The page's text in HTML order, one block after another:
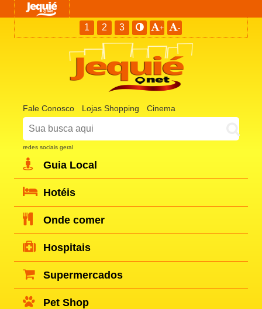
1 2 3 + -
Fale Conosco Lojas Shopping Cinema
redes sociais geral
Guia Local
Hotéis
Onde comer
Hospitais
Supermercados
Pet Shop